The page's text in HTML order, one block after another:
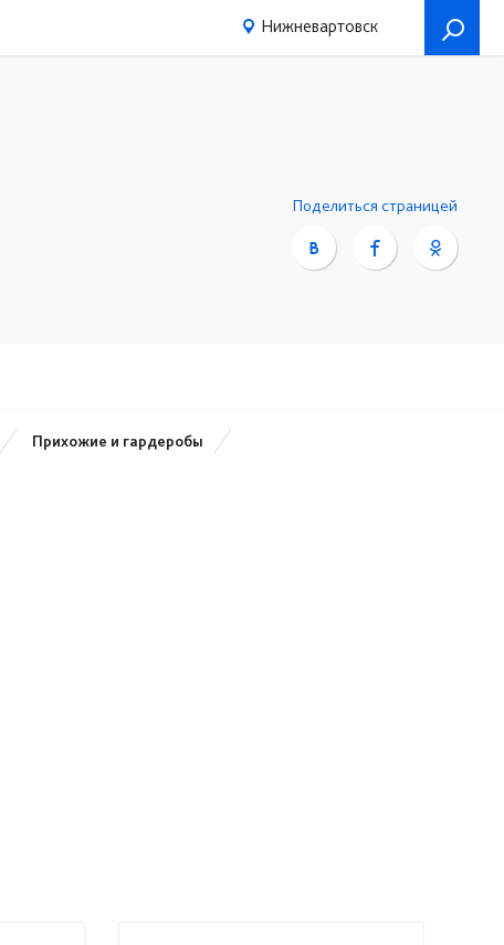
Нижневартовск
Поделиться страницей
Прихожие и гардеробы